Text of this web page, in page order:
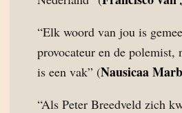
“Elk woord van jou is
provocateur en de polemist,
is een vak” (Nausicaa
“Als Peter Breedveld zich